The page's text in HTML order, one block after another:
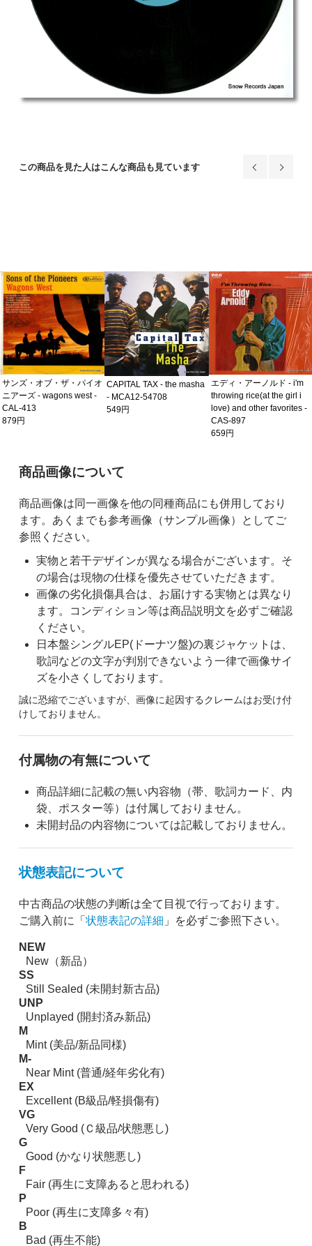
この商品を見た人はこんな商品も見ています
サンズ・オブ・ザ・パイオ
ニアーズ - wagons west -
CAL-413
879円
CAPITAL TAX - the masha
- MCA12-54708
549円
エディ・アーノルド - i'm
throwing rice(at the girl i
love) and other favorites -
CAS-897
659円
ご購入前の注意事項
商品画像について
商品画像は同一画像を他の同種商品にも併用しており
ます。あくまでも参考画像（サンプル画像）としてご
参照ください。
実物と若干デザインが異なる場合がございます。そ
の場合は現物の仕様を優先させていただきます。
画像の劣化損傷具合は、お届けする実物とは異なり
ます。コンディション等は商品説明文を必ずご確認
ください。
日本盤シングルEP(ドーナツ盤)の裏ジャケットは、
歌詞などの文字が判別できないよう一律で画像サイ
ズを小さくしております。
誠に恐縮でございますが、画像に起因するクレームはお受け付
けしておりません。
付属物の有無について
商品詳細に記載の無い内容物（帯、歌詞カード、内
袋、ポスター等）は付属しておりません。
未開封品の内容物については記載しておりません。
状態表記について
中古商品の状態の判断は全て目視で行っております。
ご購入前に「 状態表記の詳細 」を必ずご参照下さい。
NEW
New（新品）
SS
Still Sealed (未開封新古品)
UNP
Unplayed (開封済み新品)
M
Mint (美品/新品同様)
M-
Near Mint (普通/経年劣化有)
EX
Excellent (B級品/軽損傷有)
VG
Very Good (Ｃ級品/状態悪し)
G
Good (かなり状態悪し)
F
Fair (再生に支障あると思われる)
P
Poor (再生に支障多々有)
B
Bad (再生不能)